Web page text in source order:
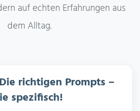
auf echten Erfahrungen aus
dem Alltag.
richtigen Prompts –
spezifisch!